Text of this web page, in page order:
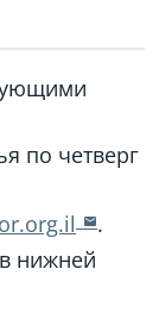
по четверг
.
нижней